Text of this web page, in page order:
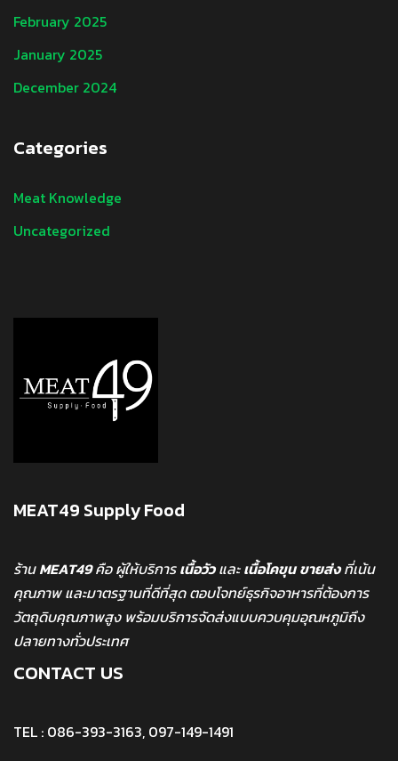
February 2025
January 2025
December 2024
Categories
Meat Knowledge
Uncategorized
MEAT49 Supply Food
ร้านMEAT49คือ ผู้ให้บริการเนื้อวัวและเนื้อโคขุน ขายส่งที่เน้น
คุณภาพ และมาตรฐานที่ดีที่สุด ตอบโจทย์ธุรกิจอาหารที่ต้องการ
วัตถุดิบคุณภาพสูง พร้อมบริการจัดส่งแบบควบคุมอุณหภูมิถึง
ปลายทางทั่วประเทศ
CONTACT US
TEL : 086-393-3163, 097-149-1491